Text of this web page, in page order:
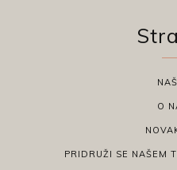
O
PRIDRUŽI SE NAŠEM